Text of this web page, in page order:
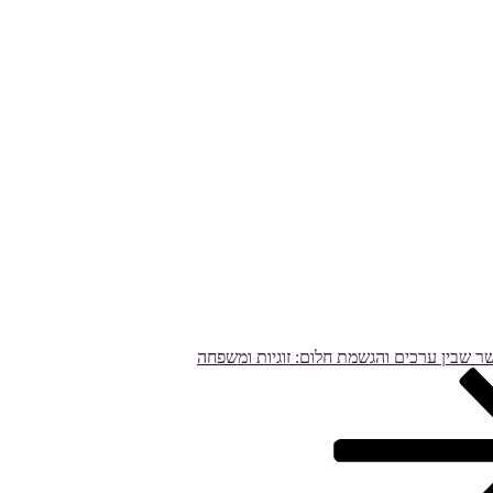
שבין ערכים והגשמת חלום: זוגיות ומשפחה